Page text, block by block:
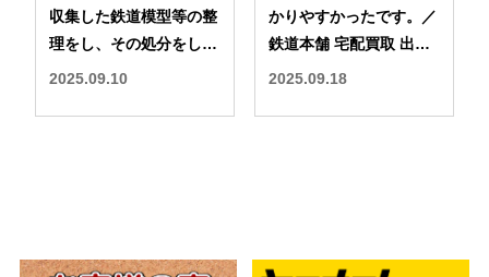
収集した鉄道模型等の整
理をし、その処分をしよ
うと思った。／鉄道本舗
2025.09.10
かりやすかったです。／
鉄道本舗 宅配買取 出張
買取 口コミ 評判
2025.09.18